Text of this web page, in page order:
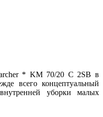
* KM 70/20 C 2SB в
всего концептуальный
уборки малых